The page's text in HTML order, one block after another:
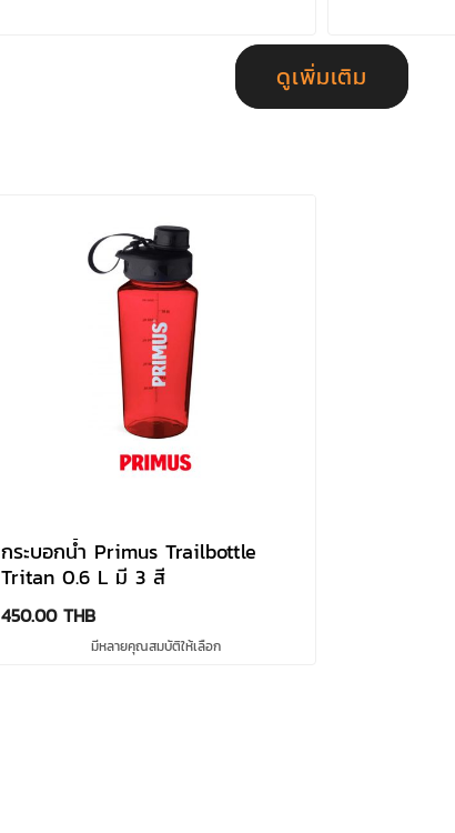
ดูเพิ่มเติม
กระบอกน้ำ Primus Trailbottle
Tritan 0.6 L มี 3 สี
450.00 THB
มีหลายคุณสมบัติให้เลือก